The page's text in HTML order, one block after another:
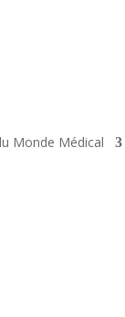
Monde Médical